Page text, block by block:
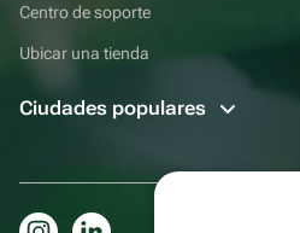
Centro de soporte
Ubicar una tienda
Ciudades populares